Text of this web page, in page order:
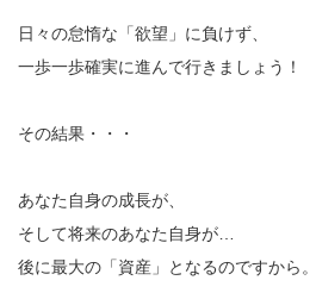
日々の怠惰な「欲望」に負けず、
一歩一歩確実に進んで行きましょう！
その結果・・・
あなた自身の成長が、
そして将来のあなた自身が…
後に最大の「資産」となるのですから。